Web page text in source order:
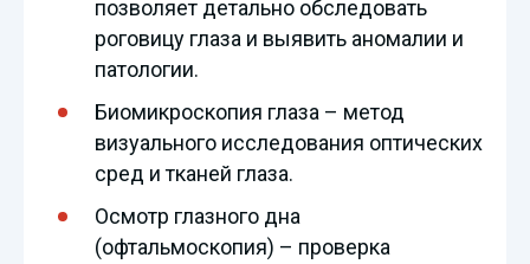
позволяет детально обследовать
роговицу глаза и выявить аномалии и
патологии.
Биомикроскопия глаза – метод
визуального исследования оптических
сред и тканей глаза.
Осмотр глазного дна
(офтальмоскопия) – проверка